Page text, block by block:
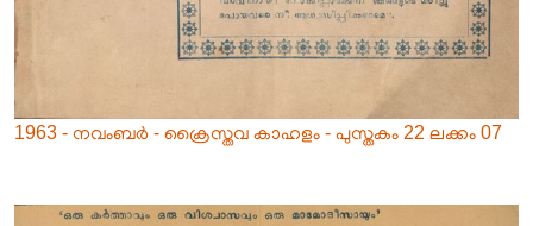
1963 - നവംബർ - ക്രൈസ്തവ കാഹളം - പുസ്തകം 22 ലക്കം 07